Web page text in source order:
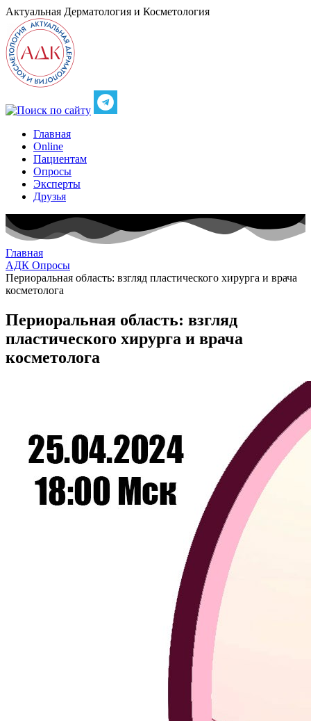
Актуальная Дерматология и Косметология
Главная
Online
Пациентам
Опросы
Эксперты
Друзья
Главная
АДК Опросы
Периоральная область: взгляд пластического хирурга и врача
косметолога
Периоральная область: взгляд
пластического хирурга и врача
косметолога